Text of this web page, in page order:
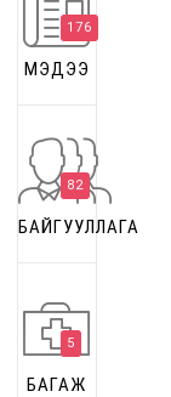
176
МЭДЭЭ
82
БАЙГУУЛЛАГА
5
БАГАЖ